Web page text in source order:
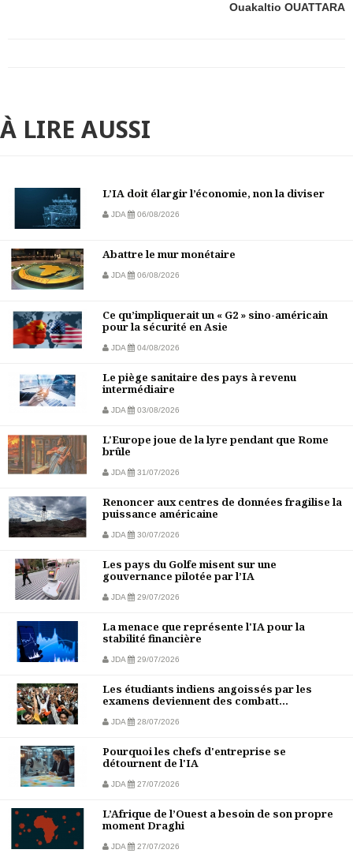
Ouakaltio OUATTARA
À LIRE AUSSI
L’IA doit élargir l’économie, non la diviser
JDA 06/08/2026
Abattre le mur monétaire
JDA 06/08/2026
Ce qu’impliquerait un « G2 » sino-américain
pour la sécurité en Asie
JDA 04/08/2026
Le piège sanitaire des pays à revenu
intermédiaire
JDA 03/08/2026
L'Europe joue de la lyre pendant que Rome
brûle
JDA 31/07/2026
Renoncer aux centres de données fragilise la
puissance américaine
JDA 30/07/2026
Les pays du Golfe misent sur une
gouvernance pilotée par l’IA
JDA 29/07/2026
La menace que représente l'IA pour la
stabilité financière
JDA 29/07/2026
Les étudiants indiens angoissés par les
examens deviennent des combatt...
JDA 28/07/2026
Pourquoi les chefs d'entreprise se
détournent de l'IA
JDA 27/07/2026
L’Afrique de l’Ouest a besoin de son propre
moment Draghi
JDA 27/07/2026